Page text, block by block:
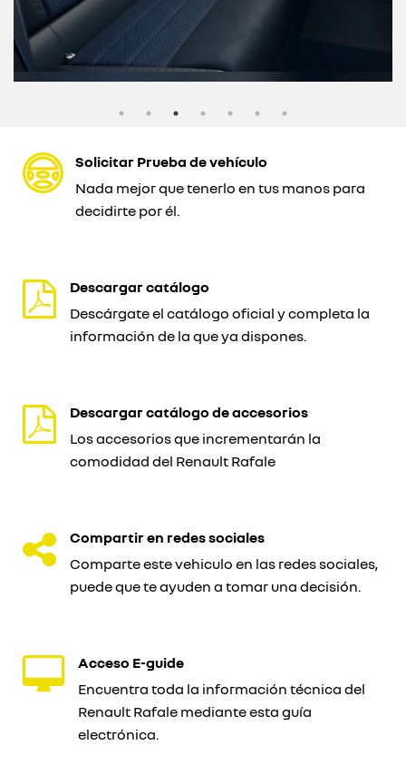
Solicitar Prueba de vehículo
Nada mejor que tenerlo en tus manos para
decidirte por él.
Descargar catálogo
Descárgate el catálogo oficial y completa la
información de la que ya dispones.
Descargar catálogo de accesorios
Los accesorios que incrementarán la
comodidad del Renault Rafale
Compartir en redes sociales
Comparte este vehiculo en las redes sociales,
puede que te ayuden a tomar una decisión.
Acceso E-guide
Encuentra toda la información técnica del
Renault Rafale mediante esta guía
electrónica.